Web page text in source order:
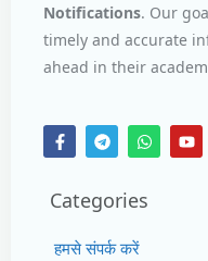
Notifications. Our
timely and accurate
ahead in their
Categories
हमसे संपर्क करें